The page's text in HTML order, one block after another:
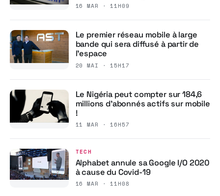
16 MAR · 11H09
Le premier réseau mobile à large
bande qui sera diffusé à partir de
l’espace
20 MAI · 15H17
Le Nigéria peut compter sur 184,6
millions d’abonnés actifs sur mobile
!
11 MAR · 16H57
TECH
Alphabet annule sa Google I/O 2020
à cause du Covid-19
16 MAR · 11H08